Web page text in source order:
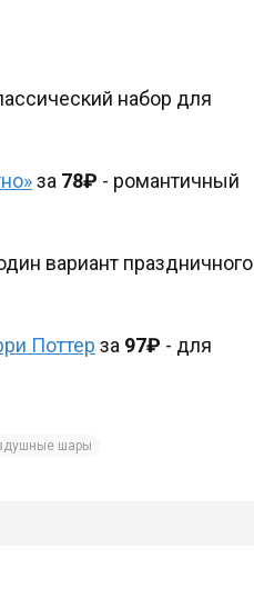
набор для
за 78₽ - романтичный
вариант праздничного
Поттер за 97₽ - для
шары